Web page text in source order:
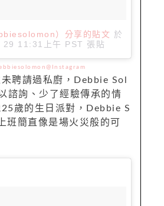
）分享的貼文 於
11:31上午 PST 張貼
聘請過私廚，Debbie Sol
諮詢、少了經驗傳承的情
歲的生日派對，Debbie S
簡直像是場火災般的可